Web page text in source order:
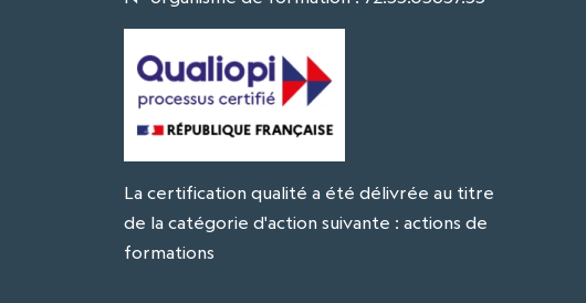
La certification qualité a été délivrée au titre
de la catégorie d'action suivante : actions de
formations